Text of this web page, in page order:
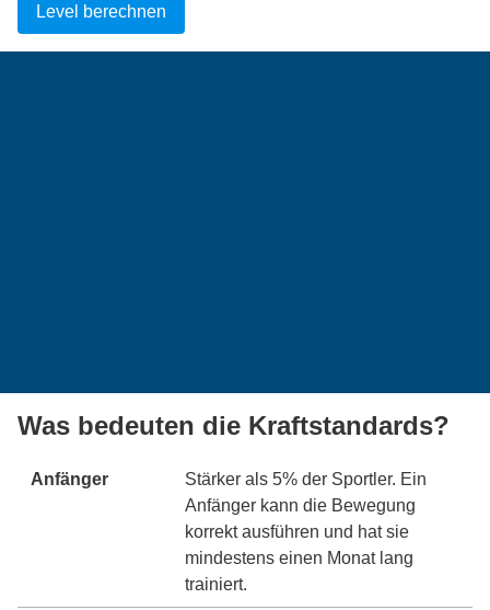
Level berechnen
Was bedeuten die Kraftstandards?
Anfänger
Stärker als 5% der Sportler. Ein
Anfänger kann die Bewegung
korrekt ausführen und hat sie
mindestens einen Monat lang
trainiert.